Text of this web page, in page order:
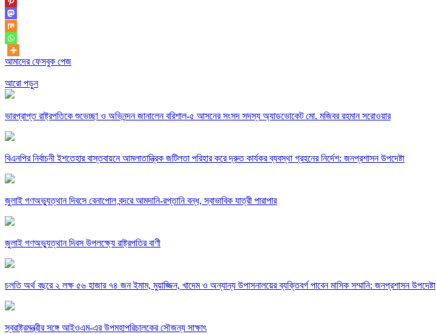
আমাদের ফেসবুক পেজ
আরো পড়ুন
ভারপ্রাপ্ত রাষ্ট্রপতিকে শুভেচ্ছা ও অভিনন্দন জানালেন বরিশাল-৫ আসনের সংসদ সদস্য অ্যাডভোকেট মো. মজিবর রহমান সরোওয়ার
বিএনপির নির্বাচনী ইশতেহার বাস্তবায়নে আমলাতান্ত্রিক জটিলতা পরিহার করে দ্রুত কার্যকর ব্যবস্থা গ্রহনের নির্দেশ: জনপ্রশাসন উপদেষ্টা
জুলাই গণঅভ্যুত্থান দিবসে বেনাপোল বন্দরে আমদানি-রপ্তানি বন্ধ, স্বাভাবিক যাত্রী পারাপার
জুলাই গণঅভ্যুত্থান দিবস উপলক্ষ্যে রাষ্ট্রপতির বাণী
চলতি অর্থ বছরে ২ লক্ষ ৫৬ হাজার ৭৪ জন ইমাম, মুয়াজ্জিন, খাদেম ও অন্যান্য উপাসনালয়ের ব্যক্তিবর্গ পাবেন মাসিক সম্মানি: জনপ্রশাসন উপদেষ্টা
স্বরাষ্ট্রমন্ত্রীর সঙ্গে আইওএম-এর উপমহাপরিচালকের সৌজন্য সাক্ষাৎ